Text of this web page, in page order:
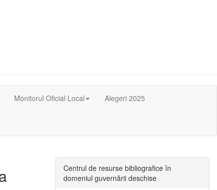
Monitorul Oficial Local Alegeri 2025
Centrul de resurse bibliografice în
domeniul guvernării deschise